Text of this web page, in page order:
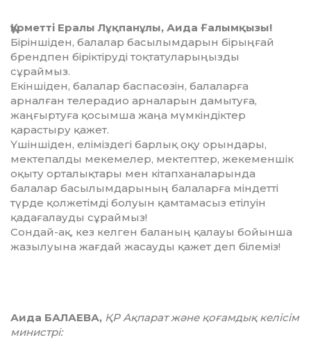
Құрметті Ералы Лұқпанұлы, Аида Ғалымқызы!
Біріншіден, балалар басылымдарын бірыңғай
брендпен біріктіруді тоқтатуларыңызды
сұраймыз.
Екіншіден, балалар баспасөзін, балаларға
арналған телерадио арналарын дамытуға,
жаңғыртуға қосымша жаңа мүмкіндіктер
қарастыру қажет.
Үшіншіден, еліміздегі барлық оқу орындары,
мектепалды мекемелер, мектептер, жекеменшік
оқыту орталықтары мен кітапханаларында
балалар басылымдарының балаларға міндетті
түрде қолжетімді болуын қамтамасыз етілуін
қадағалауды сұраймыз!
Сондай-ақ, кез келген баланың қалауы бойынша
жазылуына жағдай жасауды қажет деп білеміз!
Аида БАЛАЕВА, ҚР Ақпарат және қоғамдық келісім
министрі: